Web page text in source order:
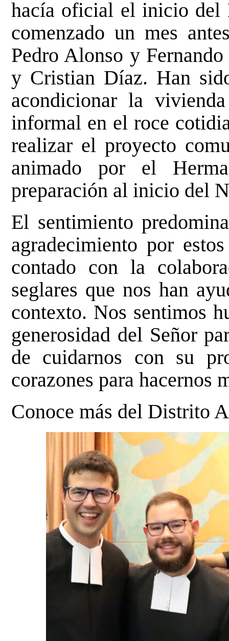
hacía oficial el inicio del
comenzado un mes
Pedro Alonso y
y Cristian Díaz. Han
acondicionar la
informal en el roce
realizar el proyecto
animado por el
preparación al inicio del
El sentimiento
agradecimiento por
contado con la
seglares que nos han
contexto. Nos sentimos
generosidad del Señor
de cuidarnos con su
corazones para hacernos
Conoce más del Distrito